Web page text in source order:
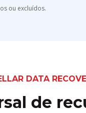
ou excluídos.
DATA
de